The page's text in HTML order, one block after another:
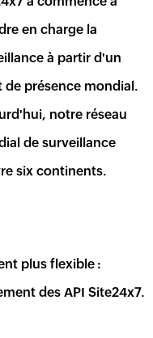
en charge la
à partir d'un
de présence mondial.
notre réseau
de surveillance
six continents.
plus flexible :
des API Site24x7.